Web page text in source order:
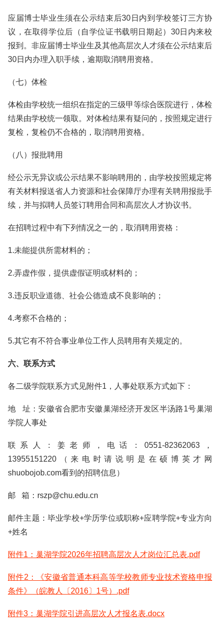
应届博士毕业生须在公示结束后30日内到学校签订三方协
议，在取得学位后（自学位证书载明日期起）30日内来校
报到。非应届博士毕业生及其他高层次人才须在公示结束后
30日内办理入职手续，逾期取消聘用资格。
（七）体检
体检由学校统一组织在指定的三级甲等综合医院进行，体检
结果由学校统一领取。对体检结果有疑问的，按照规定进行
复检，复检仍不合格的，取消聘用资格。
（八）报批聘用
经公示无异议或公示结果不影响聘用的，由学校按照规定将
有关材料报送省人力资源和社会保障厅办理有关聘用报批手
续，并与拟聘人员签订聘用合同和高层次人才协议书。
在招聘过程中有下列情况之一的，取消聘用资格：
1.未能提供所需材料的；
2.弄虚作假，提供虚假证明或材料的；
3.违反职业道德、社会公德造成不良影响的；
4.考察不合格的；
5.其它有不符合事业单位工作人员聘用有关规定的。
六、联系方式
各二级学院联系方式见附件1，人事处联系方式如下：
地 址：安徽省合肥市安徽巢湖经济开发区半汤路1号巢湖
学院人事处
联系人：姜老师，电话：0551-82362063，
13955151220（来电时请说明是在硕博英才网
shuobojob.com看到的招聘信息）
邮 箱：rszp@chu.edu.cn
邮件主题：毕业学校+学历学位或职称+应聘学院+专业方向
+姓名
附件1：巢湖学院2026年招聘高层次人才岗位汇总表.pdf
附件2：《安徽省普通本科高等学校教师专业技术资格申报
条件》（皖教人〔2016〕1号）.pdf
附件3：巢湖学院引进高层次人才报名表.docx